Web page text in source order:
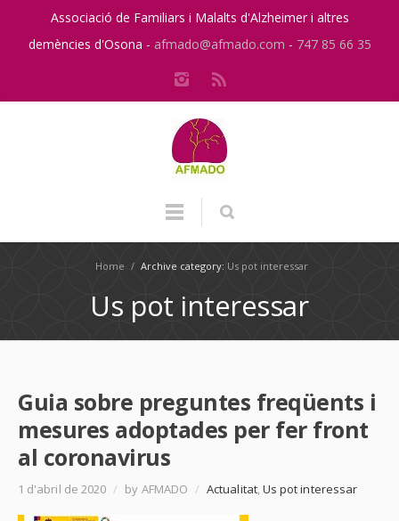
Associació de Familiars i Malalts d'Alzheimer i altres
demències d'Osona - afmado@afmado.com - 747 85 66 35
Home / Archive category: Us pot interessar
Us pot interessar
Guia sobre preguntes freqüents i
mesures adoptades per fer front
al coronavirus
1 d'abril de 2020 / by AFMADO / Actualitat,Us pot interessar